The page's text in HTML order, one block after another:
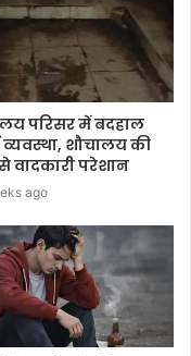
परिसर में बदहाल
शौचालय की
से वादकारी परेशान
ago